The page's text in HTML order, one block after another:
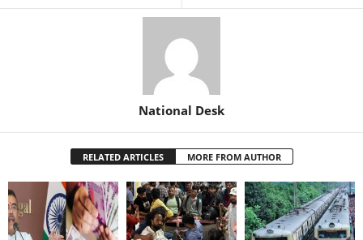
National Desk
RELATED ARTICLES MORE FROM AUTHOR